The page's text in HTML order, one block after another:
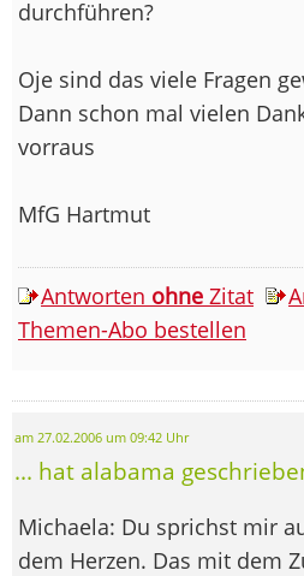
durchführen?
Oje sind das viele Fragen
Dann schon mal vielen
vorraus
MfG Hartmut
Antworten ohne Zitat
Themen-Abo bestellen
am 27.02.2006 um 09:42 Uhr
... hat alabama
Michaela: Du sprichst mir
dem Herzen. Das mit dem